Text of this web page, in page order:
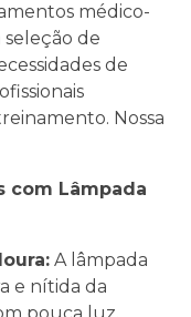
médico-
de
de
Nossa
com Lâmpada
A lâmpada
e nítida da